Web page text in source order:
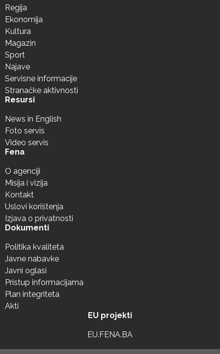
Regija
Ekonomija
Kultura
Magazin
Sport
Najave
Servisne informacije
Stranačke aktivnosti
Resursi
News in English
Foto servis
Video servis
Fena
O agenciji
Misija i vizija
Kontakt
Uslovi korištenja
Izjava o privatnosti
Dokumenti
Politika kvaliteta
Javne nabavke
Javni oglasi
Pristup informacijama
Plan integriteta
Akti
EU projekti
EU.FENA.BA